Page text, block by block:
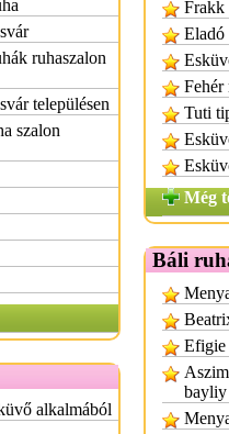
ruhaszalon
településen
szalon
alkalmából
Frakk
Eladó
Fehér
Tuti
Még
Báli
Efigie
bayliy